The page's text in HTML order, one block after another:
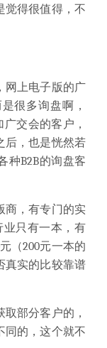
觉得很值得，不
网上电子版的广
很多询盘啊，
交会的客户，
后，也是恍然若
种B2B的询盘客
商，有专门的实
业只有一本，有
（200元一本的
真实的比较靠谱
部分客户的，
同的，这个就不